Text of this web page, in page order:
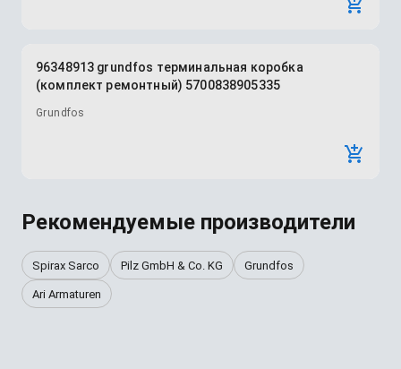
96348913 grundfos терминальная коробка
(комплект ремонтный) 5700838905335
Grundfos
Рекомендуемые производители
Spirax Sarco Pilz GmbH & Co. KG Grundfos
Ari Armaturen